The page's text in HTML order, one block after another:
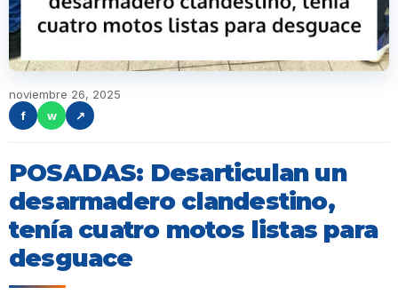
noviembre 26, 2025
f
w ↗
POSADAS: Desarticulan un
desarmadero clandestino,
tenía cuatro motos listas para
desguace